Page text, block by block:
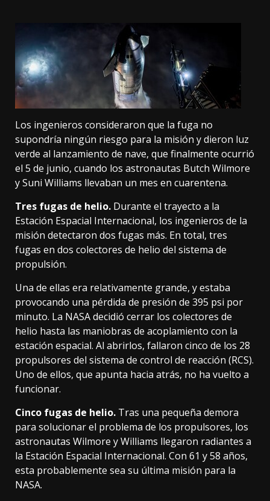
Los ingenieros consideraron que la fuga no
supondría ningún riesgo para la misión y dieron luz
verde al lanzamiento de nave, que finalmente ocurrió
el 5 de junio, cuando los astronautas Butch Wilmore
y Suni Williams llevaban un mes en cuarentena.
Tres fugas de helio. Durante el trayecto a la
Estación Espacial Internacional, los ingenieros de la
misión detectaron dos fugas más. En total, tres
fugas en dos colectores de helio del sistema de
propulsión.
Una de ellas era relativamente grande, y estaba
provocando una pérdida de presión de 395 psi por
minuto. La NASA decidió cerrar los colectores de
helio hasta las maniobras de acoplamiento con la
estación espacial. Al abrirlos, fallaron cinco de los 28
propulsores del sistema de control de reacción (RCS).
Uno de ellos, que apunta hacia atrás, no ha vuelto a
funcionar.
Cinco fugas de helio. Tras una pequeña demora
para solucionar el problema de los propulsores, los
astronautas Wilmore y Williams llegaron radiantes a
la Estación Espacial Internacional. Con 61 y 58 años,
esta probablemente sea su última misión para la
NASA.